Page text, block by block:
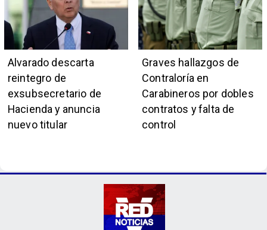
Alvarado descarta
reintegro de
exsubsecretario de
Hacienda y anuncia
nuevo titular
Graves hallazgos de
Contraloría en
Carabineros por dobles
contratos y falta de
control